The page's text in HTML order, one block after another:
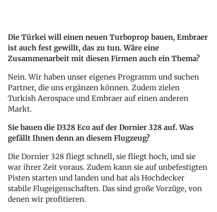
Die Türkei will einen neuen Turboprop bauen, Embraer
ist auch fest gewillt, das zu tun. Wäre eine
Zusammenarbeit mit diesen Firmen auch ein Thema?
Nein. Wir haben unser eigenes Programm und suchen
Partner, die uns ergänzen können. Zudem zielen
Turkish Aerospace und Embraer auf einen anderen
Markt.
Sie bauen die D328 Eco auf der Dornier 328 auf. Was
gefällt Ihnen denn an diesem Flugzeug?
Die Dornier 328 fliegt schnell, sie fliegt hoch, und sie
war ihrer Zeit voraus. Zudem kann sie auf unbefestigten
Pisten starten und landen und hat als Hochdecker
stabile Flugeigenschaften. Das sind große Vorzüge, von
denen wir profitieren.